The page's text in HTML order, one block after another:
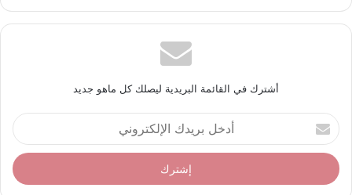
أشترك في القائمة البريدية ليصلك كل ماهو جديد
أ
د
خ
ل